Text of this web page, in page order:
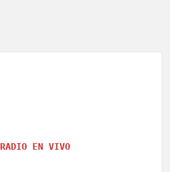
RADIO EN VIVO